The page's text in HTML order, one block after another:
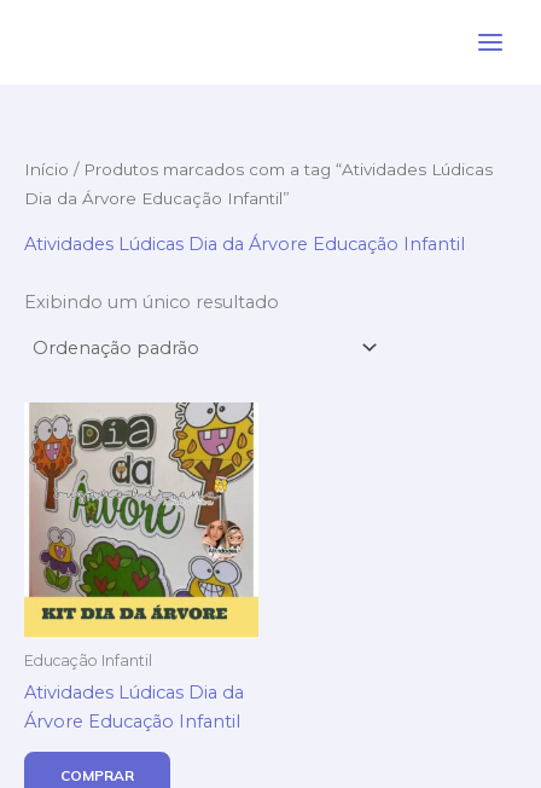
Início / Produtos marcados com a tag “Atividades Lúdicas
Dia da Árvore Educação Infantil”
Atividades Lúdicas Dia da Árvore Educação Infantil
Exibindo um único resultado
Educação Infantil
Atividades Lúdicas Dia da
Árvore Educação Infantil
COMPRAR